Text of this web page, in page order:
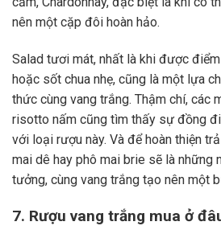
nên một cặp đôi hoàn hảo.
Salad tươi mát, nhất là khi được
hoặc sốt chua nhẹ, cũng là một lựa
thức cùng vang trắng. Thậm chí, các
risotto nấm cũng tìm thấy sự đồng
với loại rượu này. Và để hoàn thiện
mai dê hay phô mai brie sẽ là những
tưởng, cùng vang trắng tạo nên một
7. Rượu vang trắng mua ở